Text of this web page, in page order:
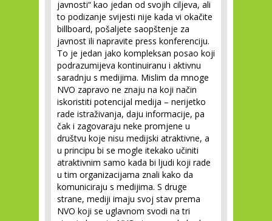
javnosti“ kao jedan od svojih ciljeva, ali
to podizanje svijesti nije kada vi okačite
billboard, pošaljete saopštenje za
javnost ili napravite press konferenciju.
To je jedan jako kompleksan posao koji
podrazumijeva kontinuiranu i aktivnu
saradnju s medijima. Mislim da mnoge
NVO zapravo ne znaju na koji način
iskoristiti potencijal medija – nerijetko
rade istraživanja, daju informacije, pa
čak i zagovaraju neke promjene u
društvu koje nisu medijski atraktivne, a
u principu bi se mogle itekako učiniti
atraktivnim samo kada bi ljudi koji rade
u tim organizacijama znali kako da
komuniciraju s medijima. S druge
strane, mediji imaju svoj stav prema
NVO koji se uglavnom svodi na tri